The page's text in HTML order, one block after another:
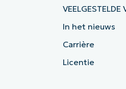
VEELGESTELDE
In het nieuws
Carrière
Licentie